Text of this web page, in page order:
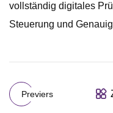
vollständig digitales
Steuerung und
Previers